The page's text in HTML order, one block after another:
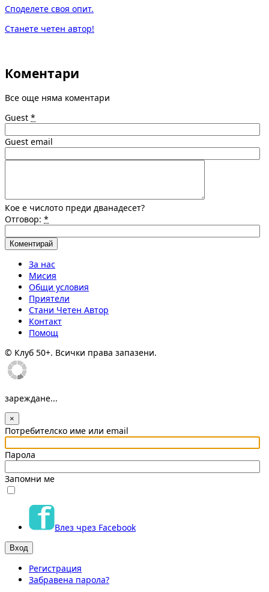
Споделете своя опит.
Станете четен автор!
Коментари
Все още няма коментари
Guest *
Guest email
Кое е числото преди дванадесет?
Отговор: *
За нас
Мисия
Общи условия
Приятели
Стани Четен Автор
Контакт
Помощ
© Клуб 50+. Всички права запазени.
зареждане...
×
Потребителско име или email
Парола
Запомни ме
Влез чрез Facebook
Регистрация
Забравена парола?